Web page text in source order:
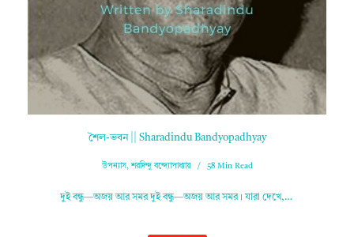
শৈল-ভবন || Sharadindu Bandyopadhyay
উপন্যাস,শরদিন্দু বন্দ্যোপাধ্যায় 58 Min Read
দুই বন্ধু—অজয় আর সমর দুই বন্ধু—অজয় আর সমর। যারা দেখে,…